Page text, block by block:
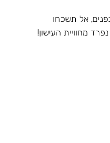
אל תשכחו
מחוויית העישון!